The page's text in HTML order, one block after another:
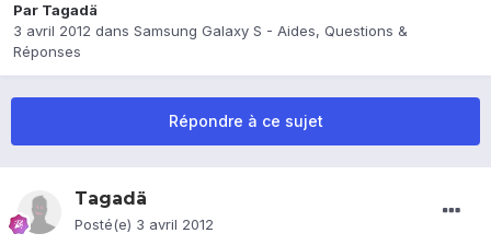
Par Tagadä
3 avril 2012 dans Samsung Galaxy S - Aides, Questions &
Réponses
Répondre à ce sujet
Tagadä
Posté(e) 3 avril 2012